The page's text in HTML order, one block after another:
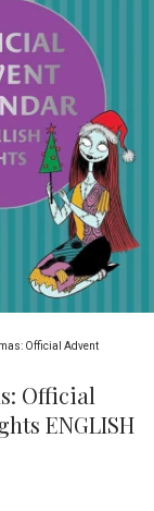
Official Advent
Official
ENGLISH